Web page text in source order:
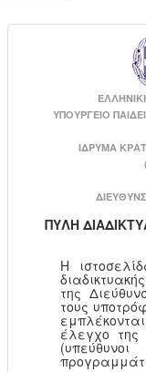
ΥΠΟΥΡΓΕΙΟ
ΙΔΡΥΜΑ
ΠΥΛΗ
Η
της
τους
έλεγχο της